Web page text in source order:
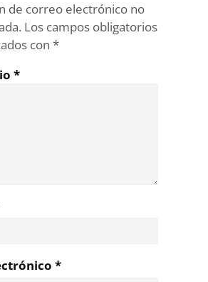
de correo electrónico no
Los campos obligatorios
con *
*
*